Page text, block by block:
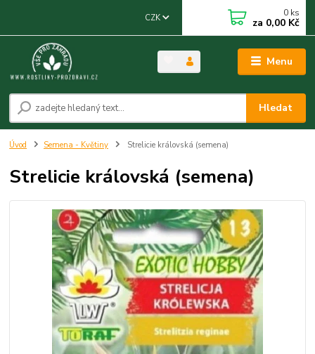
Menu
CZK
Hledat
0 ks
za 0,00 Kč
Úvod Semena - Květiny Strelicie královská (semena)
Strelicie královská (semena)